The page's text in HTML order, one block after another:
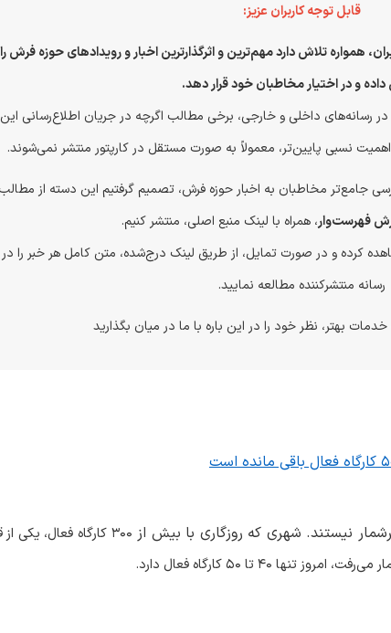
قابل توجه کاربران عزیز:
همواره تلاش دارد مهم‌ترین و اثرگذارترین اخبار و رویدادهای حوزه فرش را
و در اختیار مخاطبان خود قرار دهد.
در رسانه‌های داخلی و خارجی، برخی مطالب اگرچه در جریان اطلاع‌رسانی این
اهمیت نسبی پایین‌تر، معمولاً به صورت مستقل در کارپتور منتشر نمی‌شوند.
جامع‌تر مخاطبان به اخبار حوزه فرش، تصمیم گرفتیم این دسته از مطالب
فهرست‌وار، همراه با لینک منبع اصلی، منتشر کنیم.
کرده و در صورت تمایل، از طریق لینک درج‌شده، متن کامل هر خبر را در
رسانه منتشرکننده مطالعه نمایید.
بهتر، نظر خود را در این باره با ما در میان بگذارید
نیستند. شهری که روزگاری با بیش از ۳۰۰ کارگاه فعال، یکی
می‌رفت، امروز تنها ۴۰تا ۵۰ کارگاه فعال دارد.